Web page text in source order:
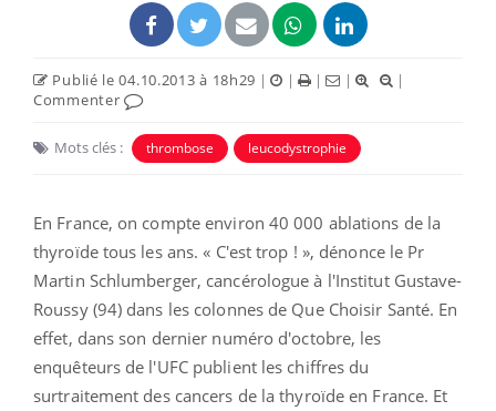
Publié le 04.10.2013 à 18h29 | | | |
|
Commenter
Mots clés : thrombose leucodystrophie
En France, on compte environ 40 000 ablations de la
thyroïde tous les ans. « C'est trop ! », dénonce le Pr
Martin Schlumberger, cancérologue à l'Institut Gustave-
Roussy (94) dans les colonnes de Que Choisir Santé. En
effet, dans son dernier numéro d'octobre, les
enquêteurs de l'UFC publient les chiffres du
surtraitement des cancers de la thyroïde en France. Et